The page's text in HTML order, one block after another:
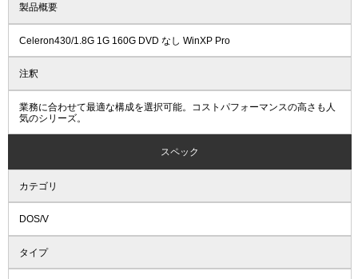
製品概要
Celeron430/1.8G 1G 160G DVD なし WinXP Pro
注釈
業務に合わせて最適な構成を選択可能。コストパフォーマンスの高さも人
気のシリーズ。
スペック
カテゴリ
DOS/V
タイプ